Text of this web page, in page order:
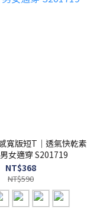
寬版短T｜透氣快乾素
女適穿 S201719
NT$368
NT$590